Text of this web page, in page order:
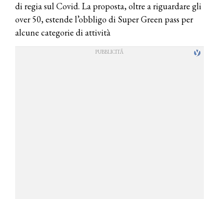
di regia sul Covid. La proposta, oltre a riguardare gli
over 50, estende l’obbligo di Super Green pass per
alcune categorie di attività